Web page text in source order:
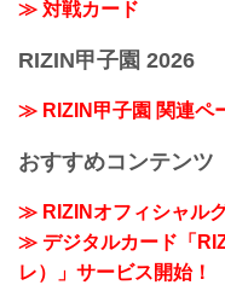
≫ 対戦カード
RIZIN甲子園 2026
≫ RIZIN甲子園 関連ペ
おすすめコンテンツ
≫ RIZINオフィシャル
≫ デジタルカード「
レ）」サービス開始！